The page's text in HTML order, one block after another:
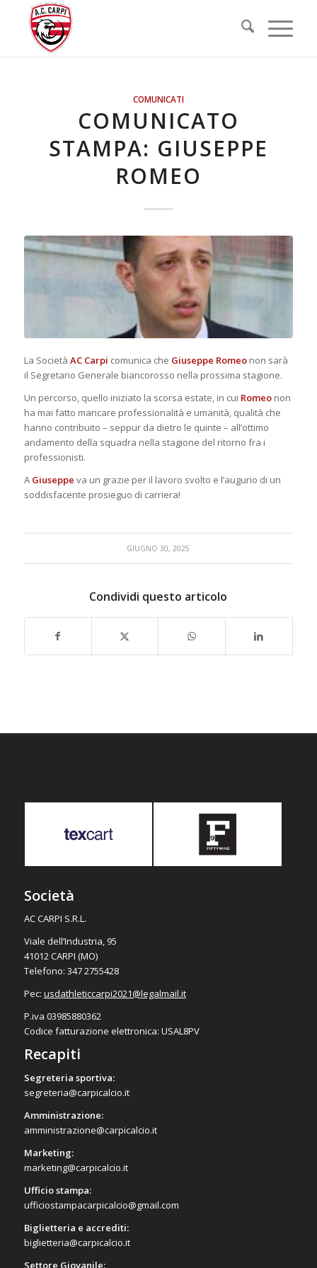
COMUNICATI
COMUNICATO
STAMPA: GIUSEPPE
ROMEO
La Società AC Carpi comunica che Giuseppe Romeonon sarà
il Segretario Generale biancorosso nella prossima stagione.
Un percorso, quello iniziato la scorsa estate, in cui Romeonon
ha mai fatto mancare professionalità e umanità, qualità che
hanno contribuito – seppur da dietro le quinte – all’ottimo
andamento della squadra nella stagione del ritorno fra i
professionisti.
A Giuseppe va un grazie per il lavoro svolto e l’augurio di un
soddisfacente prosieguo di carriera!
GIUGNO 30, 2025
Condividi questo articolo
Società
AC CARPI S.R.L.
Viale dell’Industria, 95
41012 CARPI (MO)
Telefono: 347 2755428
Pec: usdathleticcarpi2021@legalmail.it
P.iva 03985880362
Codice fatturazione elettronica: USAL8PV
Recapiti
Segreteria sportiva:
segreteria@carpicalcio.it
Amministrazione:
amministrazione@carpicalcio.it
Marketing:
marketing@carpicalcio.it
Ufficio stampa:
ufficiostampacarpicalcio@gmail.com
Biglietteria e accrediti:
biglietteria@carpicalcio.it
Settore Giovanile: